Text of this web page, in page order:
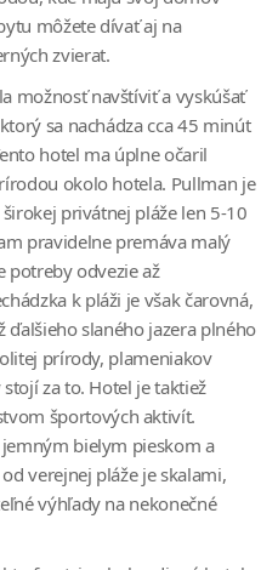
môžete dívať aj na
zvierat.
možnosť navštíviť a vyskúšať
sa nachádza cca 45 minút
hotel ma úplne očaril
okolo hotela. Pullman je
privátnej pláže len 5-10
pravidelne premáva malý
potreby odvezie až
k pláži je však čarovná,
ďalšieho slaného jazera plného
prírody, plameniakov
za to. Hotel je taktiež
športových aktivít.
bielym pieskom a
verejnej pláže je skalami,
výhľady na nekonečné